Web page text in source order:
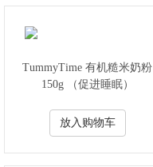
TummyTime 有机糙米奶粉
150g （促进睡眠）
放入购物车